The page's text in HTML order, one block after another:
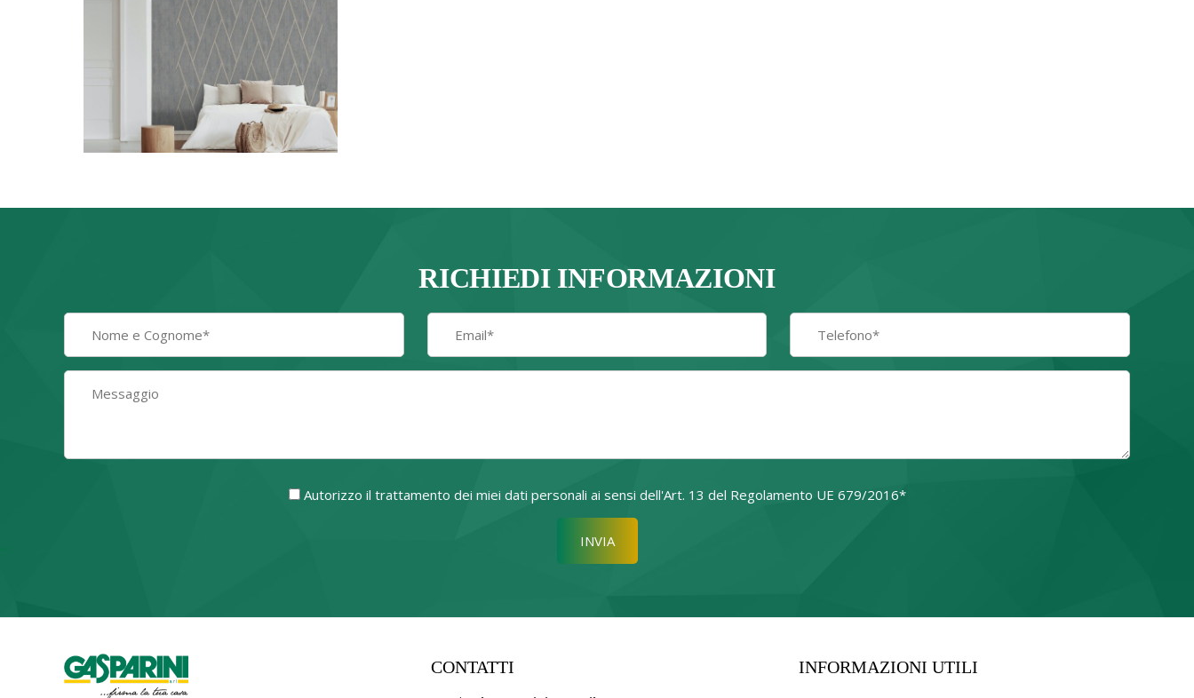
RICHIEDI INFORMAZIONI
Autorizzo il trattamento dei miei dati personali ai sensi dell'Art. 13 del Regolamento UE 679/2016*
Si prega di lasciare vuoto questo campo.
CONTATTI INFORMAZIONI UTILI